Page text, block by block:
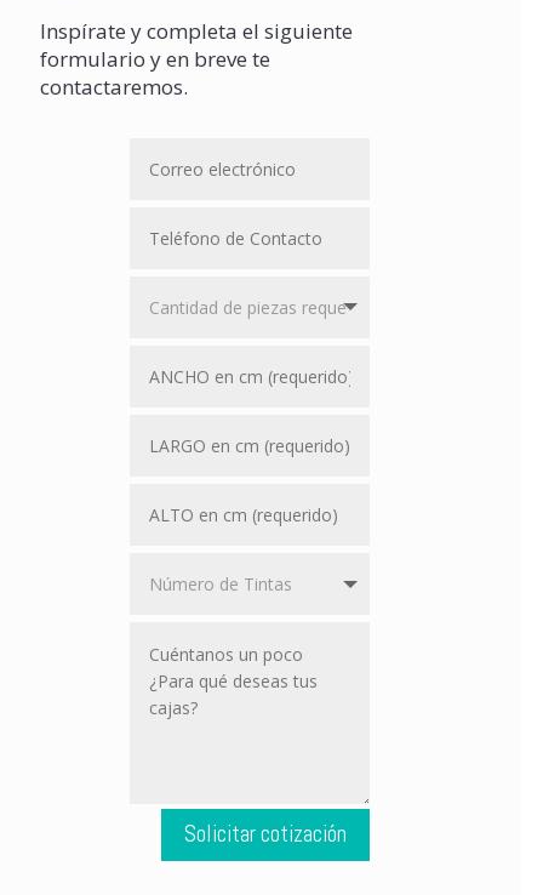
Inspírate y completa el siguiente
formulario y en breve te
contactaremos.
Solicitar cotización